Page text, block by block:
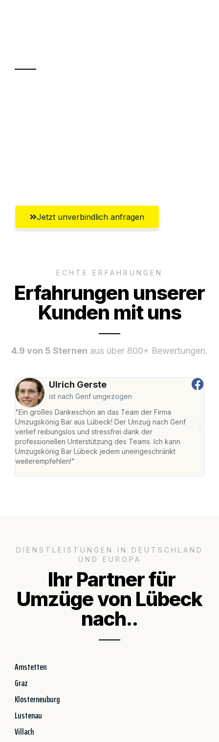
Jetzt unverbindlich anfragen
ECHTE ERFAHRUNGEN
Erfahrungen unserer
Kunden mit uns
4.9 von 5 Sternen aus über 800+ Bewertungen.
Ulrich Gerste
ist nach Genf umgezogen
"Ein großes Dankeschön an das Team der Firma
Umzugskönig Bar aus Lübeck! Der Umzug nach Genf
verlief reibungslos und stressfrei dank der
professionellen Unterstützung des Teams. Ich kann
Umzugskönig Bar Lübeck jedem uneingeschränkt
weiterempfehlen!"
DIENSTLEISTUNGEN IN DEUTSCHLAND
UND EUROPA
Ihr Partner für
Umzüge von Lübeck
nach..
Amstetten
Graz
Klosterneuburg
Lustenau
Villach